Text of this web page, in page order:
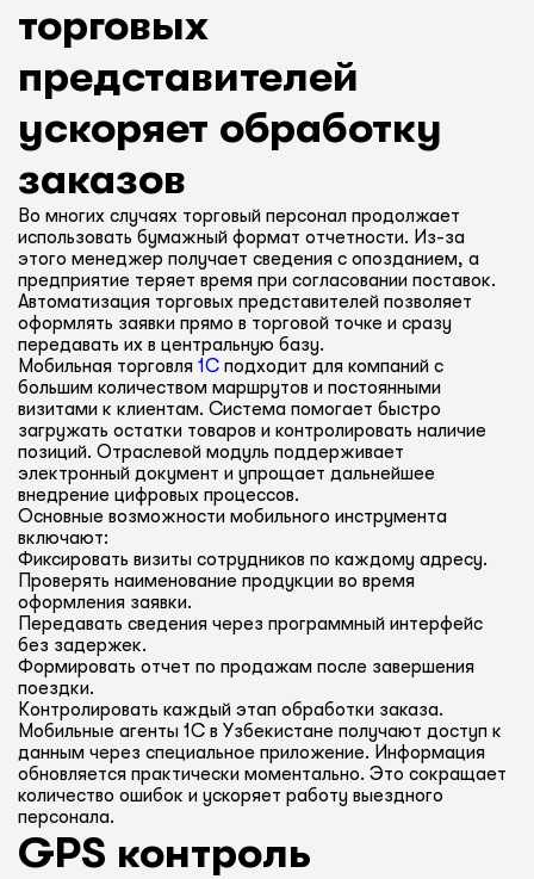
торговых
представителей
ускоряет обработку
заказов
Во многих случаях торговый персонал продолжает
использовать бумажный формат отчетности. Из-за
этого менеджер получает сведения с опозданием, а
предприятие теряет время при согласовании поставок.
Автоматизация торговых представителей позволяет
оформлять заявки прямо в торговой точке и сразу
передавать их в центральную базу.
Мобильная торговля 1С подходит для компаний с
большим количеством маршрутов и постоянными
визитами к клиентам. Система помогает быстро
загружать остатки товаров и контролировать наличие
позиций. Отраслевой модуль поддерживает
электронный документ и упрощает дальнейшее
внедрение цифровых процессов.
Основные возможности мобильного инструмента
включают:
Фиксировать визиты сотрудников по каждому адресу.
Проверять наименование продукции во время
оформления заявки.
Передавать сведения через программный интерфейс
без задержек.
Формировать отчет по продажам после завершения
поездки.
Контролировать каждый этап обработки заказа.
Мобильные агенты 1С в Узбекистане получают доступ к
данным через специальное приложение. Информация
обновляется практически моментально. Это сокращает
количество ошибок и ускоряет работу выездного
персонала.
GPS контроль